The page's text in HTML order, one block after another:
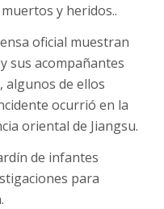
y heridos..
oficial muestran
sus acompañantes
algunos de ellos
ocurrió en la
oriental de Jiangsu.
de infantes
para